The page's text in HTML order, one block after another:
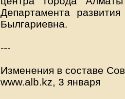
Департамента
Былгариевна.
---
Изменения в составе
www.alb.kz, 3 января